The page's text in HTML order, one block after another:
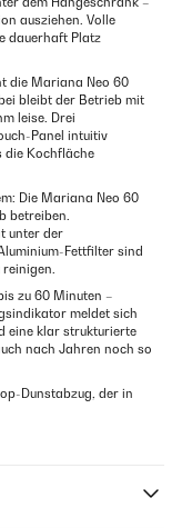
ausziehen. Volle
dauerhaft Platz
die Mariana Neo 60
bleibt der Betrieb mit
leise. Drei
Panel intuitiv
die Kochfläche
Die Mariana Neo 60
betreiben.
unter der
Fettfilter sind
zu 60 Minuten –
meldet sich
eine klar strukturierte
nach Jahren noch so
Dunstabzug, der in